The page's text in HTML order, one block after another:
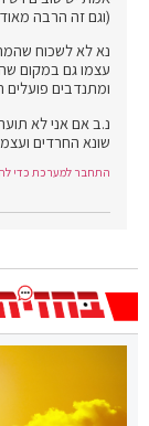
(וגם זה הרבה
נא לא לשכוח
עצמו גם במקום
ומתנדבים פועלים
נ.ב אם אני לא
שונא החרדים
התחבר למערכת כדי